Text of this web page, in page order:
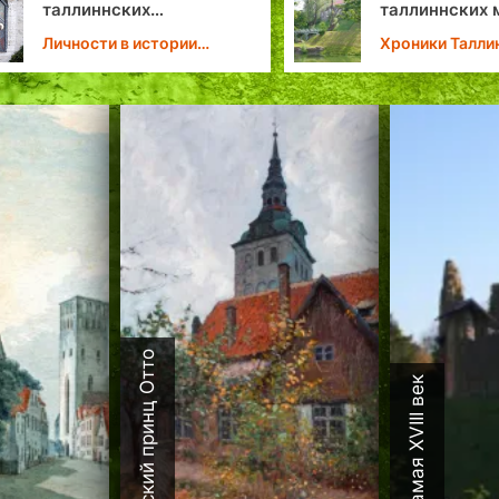
таллиннских мостов
Хроники Таллина
Датский принц Отто Каламая XVIII век